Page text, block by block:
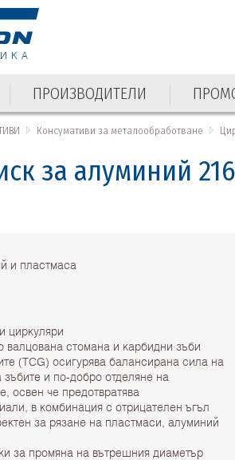
ПРОИЗВОДИТЕЛИ
Консумативи за металообработване
за алуминий
и пластмаса
циркуляри
валцована стомана и карбидни зъби
(TCG) осигурява балансирана сила на
и по-добро отделяне на
освен че предотвратява
в комбинация с отрицателен ъгъл
за рязане на пластмаси, алуминий
за промяна на вътрешния диаметър